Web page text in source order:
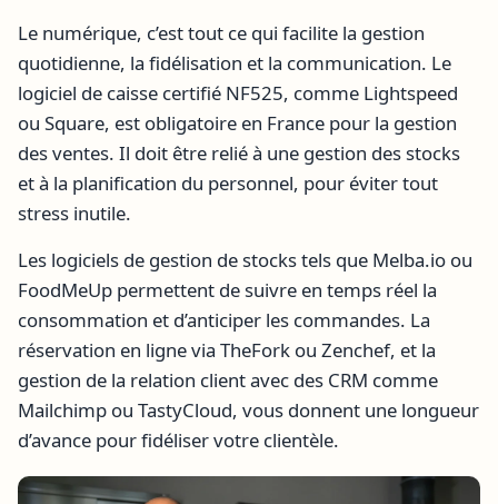
Le numérique, c’est tout ce qui facilite la gestion
quotidienne, la fidélisation et la communication. Le
logiciel de caisse certifié NF525, comme Lightspeed
ou Square, est obligatoire en France pour la gestion
des ventes. Il doit être relié à une gestion des stocks
et à la planification du personnel, pour éviter tout
stress inutile.
Les logiciels de gestion de stocks tels que Melba.io ou
FoodMeUp permettent de suivre en temps réel la
consommation et d’anticiper les commandes. La
réservation en ligne via TheFork ou Zenchef, et la
gestion de la relation client avec des CRM comme
Mailchimp ou TastyCloud, vous donnent une longueur
d’avance pour fidéliser votre clientèle.